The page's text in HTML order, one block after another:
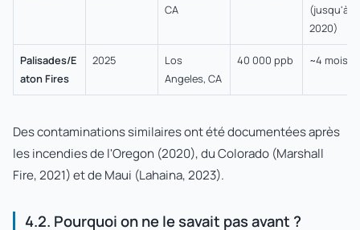
CA
(jusqu'à
2020)
Palisades/E
aton Fires
2025
Los
Angeles, CA
40 000 ppb ~4 mois
Des contaminations similaires ont été documentées après
les incendies de l'Oregon (2020), du Colorado (Marshall
Fire, 2021) et de Maui (Lahaina, 2023).
4.2. Pourquoi on ne le savait pas avant ?